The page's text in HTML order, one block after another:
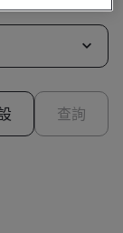
查詢